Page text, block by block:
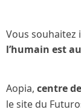
Vous
l’humain est
Aopia, centre
le site du